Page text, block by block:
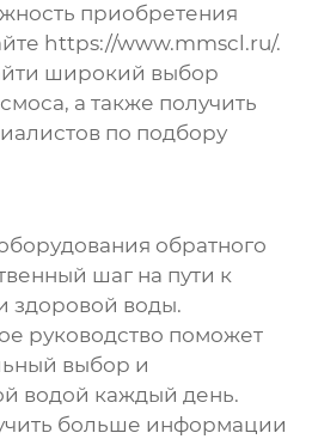
приобретения
https://www.mmscl.ru/.
широкий выбор
а также получить
по подбору
обратного
шаг на пути к
здоровой воды.
руководство поможет
выбор и
водой каждый день.
больше информации